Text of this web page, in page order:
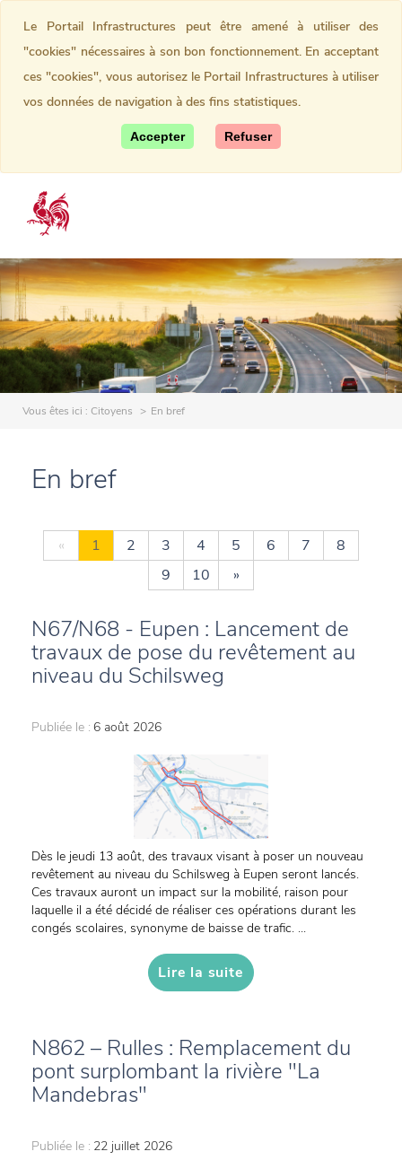
Vous êtes ici : Citoyens En bref
En bref
« 1 2 3 4 5 6 7
8
9
10 »
N67/N68 - Eupen : Lancement de
travaux de pose du revêtement au
niveau du Schilsweg
Publiée le : 6 août 2026
Dès le jeudi 13 août, des travaux visant à poser un nouveau
revêtement au niveau du Schilsweg à Eupen seront lancés.
Ces travaux auront un impact sur la mobilité, raison pour
laquelle il a été décidé de réaliser ces opérations durant les
congés scolaires, synonyme de baisse de trafic. ...
Lire la suite
N862 – Rulles : Remplacement du
pont surplombant la rivière "La
Mandebras"
Publiée le : 22 juillet 2026
Le Portail Infrastructures peut être amené à utiliser des
"cookies" nécessaires à son bon fonctionnement. En acceptant
ces "cookies", vous autorisez le Portail Infrastructures à utiliser
vos données de navigation à des fins statistiques.
Accepter Refuser